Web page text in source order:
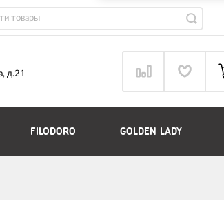
д.21
FILODORO GOLDEN LADY